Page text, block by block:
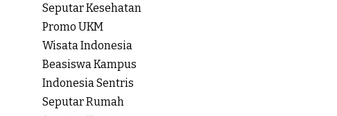
Seputar Kesehatan
Promo UKM
Wisata Indonesia
Beasiswa Kampus
Indonesia Sentris
Seputar Rumah